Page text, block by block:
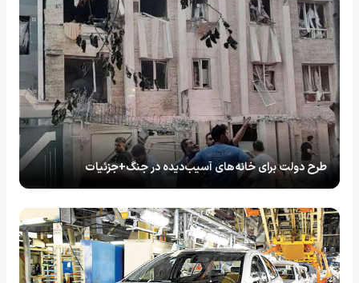
طرح دولت برای خانه‌های آسیب‌دیده در جنگ+جزئیات